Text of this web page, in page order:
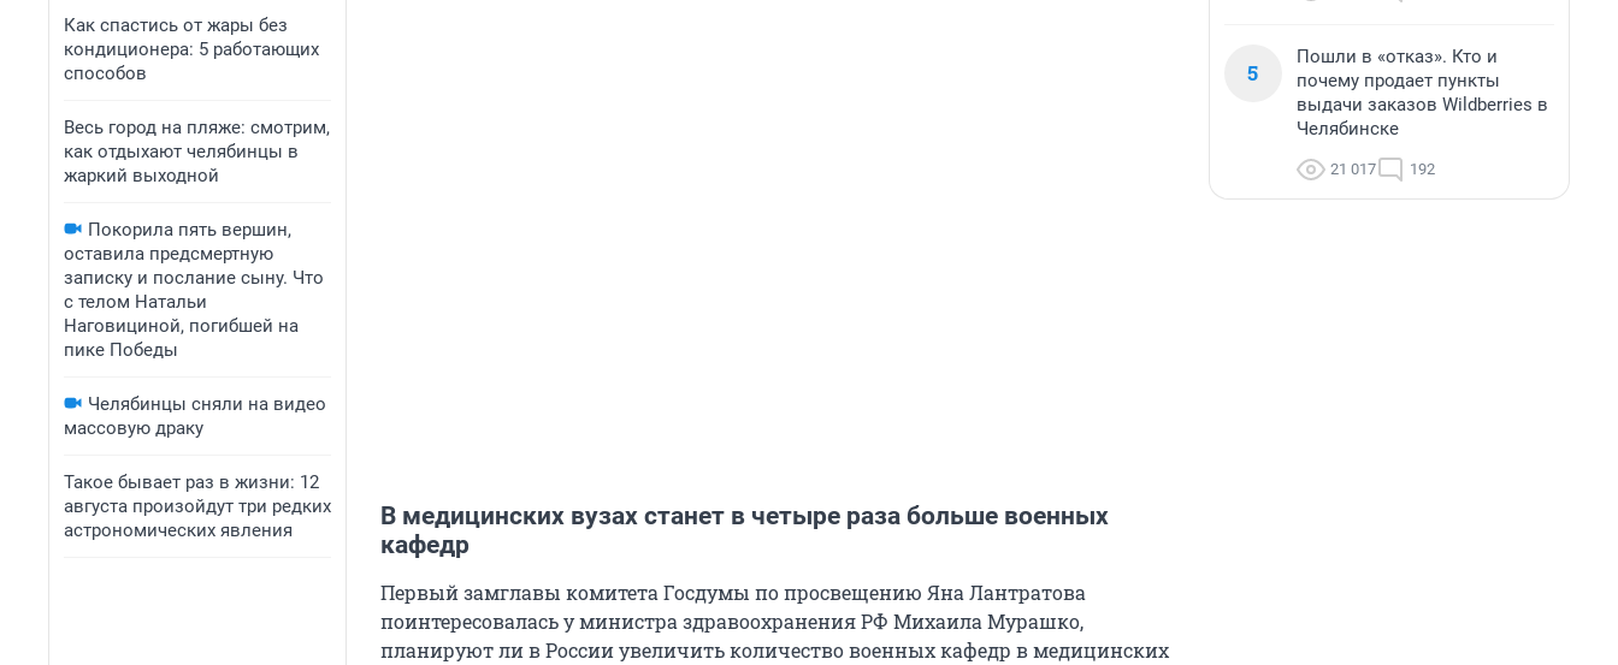
Как спастись от жары без
кондиционера: 5 работающих
способов
Весь город на пляже: смотрим,
как отдыхают челябинцы в
жаркий выходной
Покорила пять вершин,
оставила предсмертную
записку и послание сыну. Что
с телом Натальи
Наговициной, погибшей на
пике Победы
Челябинцы сняли на видео
массовую драку
Такое бывает раз в жизни: 12
августа произойдут три редких
астрономических явления
В медицинских вузах станет в четыре раза больше военных
кафедр
Первый замглавы комитета Госдумы по просвещению Яна Лантратова
поинтересовалась у министра здравоохранения РФ Михаила Мурашко,
планируют ли в России увеличить количество военных кафедр в медицинских
5
Пошли в «отказ». Кто и
почему продает пункты
выдачи заказов Wildberries в
Челябинске
21 017 192